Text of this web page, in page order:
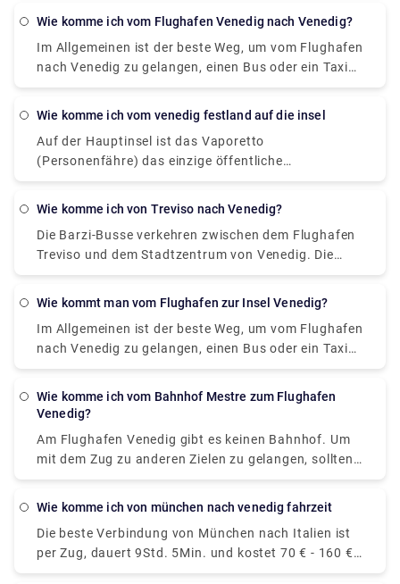
den Alilaguna Water Bus direkt vom Flughafen und
steigen am nächstgelegenen Terminal zu Ihrer
Unterkunft aus.
Wie komme ich vom Flughafen Venedig nach Venedig?
Im Allgemeinen ist der beste Weg, um vom Flughafen
nach Venedig zu gelangen, einen Bus oder ein Taxi
vom Flughafen zum Piazzale Roma zu nehmen und
Flughafen Venedig mit dem Stadtbus, dem Express-
Shuttle, dem Wasserbus oder dem Taxi nach
Venedig gelangen. Sie können auch ein Auto ohne
Fahrer mieten. Die Fahrt mit dem Bus dauert etwa
30 Minuten, der Fahrpreis beträgt 8 Euro. Der
müssen für eine solche Fahrt 7 Euro bezahlen.
wie komme ich vom venedig festland auf die insel
Auf der Hauptinsel ist das Vaporetto
(Personenfähre) das einzige öffentliche
Verkehrsmittel in Venedig. Es gibt Fähren rund um
ist ein breiter Kanal, der die Insel Venedig in zwei
Teile teilt. Abfahrten sind sehr häufig, alle paar
Minuten.
Wie komme ich von Treviso nach Venedig?
Die Barzi-Busse verkehren zwischen dem Flughafen
Treviso und dem Stadtzentrum von Venedig. Die
Fahrzeuge verkehren genau zu den gleichen Zeiten
Der Vorteil ist, dass sie nur 40 Minuten brauchen,
um ins Zentrum zu gelangen, statt 70 Minuten, da
sie die Autobahn benutzen.
Wie kommt man vom Flughafen zur Insel Venedig?
Im Allgemeinen ist der beste Weg, um vom Flughafen
nach Venedig zu gelangen, einen Bus oder ein Taxi
vom Flughafen zum Piazzale Roma zu nehmen und
den Alilaguna Water Bus direkt vom Flughafen und
Unterkunft aus.
Wie komme ich vom Bahnhof Mestre zum Flughafen
Venedig?
Am Flughafen Venedig gibt es keinen Bahnhof. Um
mit dem Zug zu anderen Zielen zu gelangen, sollten
Sie zuerst entweder zum Bahnhof Venedig Mestre
wie komme ich von münchen nach venedig fahrzeit
Die beste Verbindung von München nach Italien ist
per Zug, dauert 9Std. 5Min. und kostet 70 € - 160 €.
Alternativ können Sie den Bus nehmen, der 40 € bis